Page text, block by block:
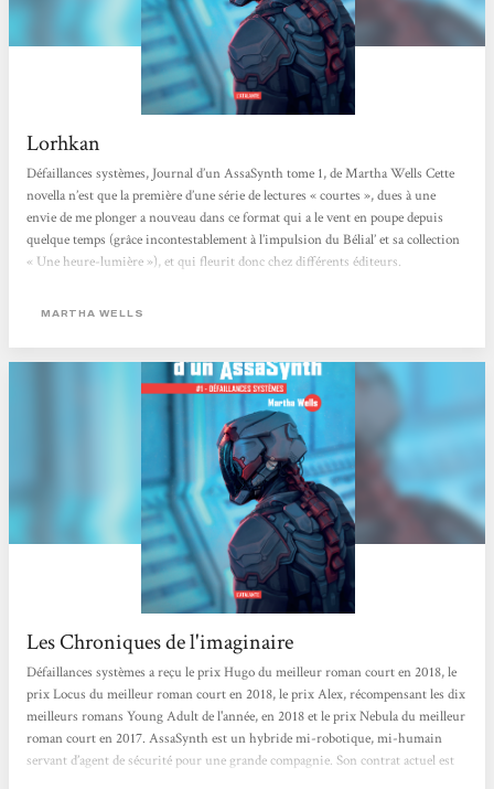
Lorhkan
Défaillances systèmes, Journal d’un AssaSynth tome 1, de Martha Wells Cette
novella n’est que la première d’une série de lectures « courtes », dues à une
envie de me plonger a nouveau dans ce format qui a le vent en poupe depuis
quelque temps (grâce incontestablement à l’impulsion du Bélial’ et sa collection
« Une heure-lumière »), et qui fleurit donc chez différents éditeurs.
Trinité » des...
MARTHA WELLS
Les Chroniques de l'imaginaire
Défaillances systèmes a reçu le prix Hugo du meilleur roman court en 2018, le
prix Locus du meilleur roman court en 2018, le prix Alex, récompensant les dix
meilleurs romans Young Adult de l'année, en 2018 et le prix Nebula du meilleur
roman court en 2017. AssaSynth est un hybride mi-robotique, mi-humain
servant d’agent de sécurité pour une grande compagnie. Son contrat actuel est